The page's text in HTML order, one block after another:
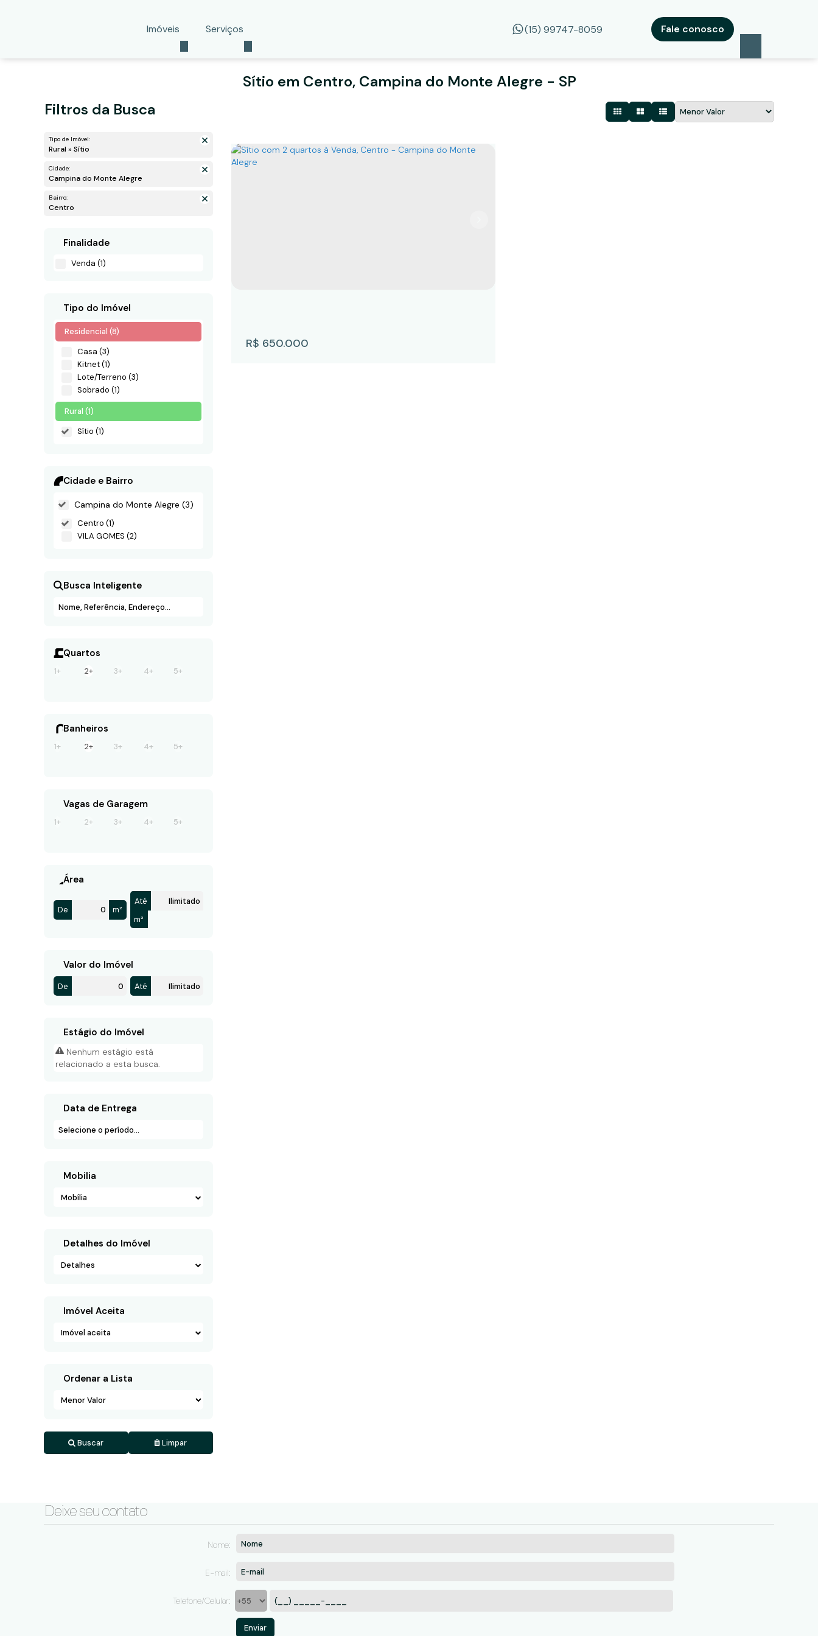
Fale conosco
Serviços
Imóveis (15) 99747-8059
Sítio em Centro, Campina do Monte Alegre - SP
Filtros da Busca
Tipo de Imóvel:
Rural » Sítio
Cidade:
Campina do Monte Alegre
Bairro:
Centro
Finalidade
Venda (1)
Tipo do Imóvel
Residencial (8)
Casa (3)
Kitnet (1)
Lote/Terreno (3)
Sobrado (1)
Rural (1)
Sítio (1)
Cidade e Bairro
Campina do Monte Alegre (3)
Centro (1)
VILA GOMES (2)
Busca Inteligente
Quartos
1+ 2+ 3+ 4+ 5+
Banheiros
1+ 2+ 3+ 4+ 5+
Vagas de Garagem
1+ 2+ 3+ 4+ 5+
Área
De m²
Até
m²
Valor do Imóvel
De Até
Estágio do Imóvel
Nenhum estágio está
relacionado a esta busca.
Data de Entrega
Mobilia
Mobília
Detalhes do Imóvel
Detalhes
Imóvel Aceita
Imóvel aceita
Ordenar a Lista
Buscar Limpar
R$ 650.000
Deixe seu contato
Nome:
E-mail:
Telefone/Celular: